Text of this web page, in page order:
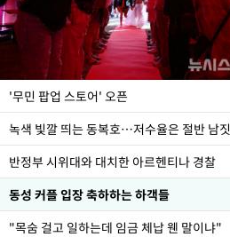
'무민 팝업 스토어' 오픈
녹색 빛깔 띄는 동복호…저수율은 절반 남짓
반정부 시위대와 대치한 아르헨티나 경찰
동성 커플 입장 축하하는 하객들
"목숨 걸고 일하는데 임금 체납 웬 말이냐"